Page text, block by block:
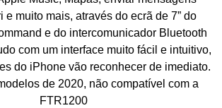
e muito mais, através do ecrã de 7” do
e do intercomunicador Bluetooth
com um interface muito fácil e intuitivo,
do iPhone vão reconhecer de imediato.
de 2020, não compatível com a
FTR1200